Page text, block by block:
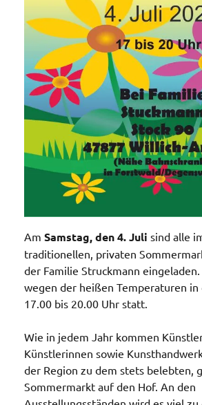
Am Samstag, den 4. Juli sind alle
traditionellen, privaten
der Familie Struckmann
wegen der heißen Temperaturen in
17.00 bis 20.00 Uhr statt.
Wie in jedem Jahr kommen
Künstlerinnen sowie
der Region zu dem stets belebten,
Sommermarkt auf den Hof. An den